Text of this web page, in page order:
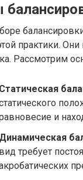
практики.
Рассмотрим
Статическая
и
Динамическая
вид требует